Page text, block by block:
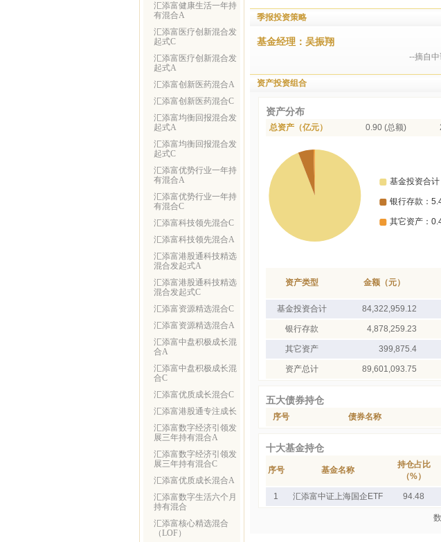
汇添富健康生活一年持
有混合A
汇添富医疗创新混合发
起式C
汇添富医疗创新混合发
起式A
汇添富创新医药混合A
汇添富创新医药混合C
汇添富均衡回报混合发
起式A
汇添富均衡回报混合发
起式C
汇添富优势行业一年持
有混合A
汇添富优势行业一年持
有混合C
汇添富科技领先混合C
汇添富科技领先混合A
汇添富港股通科技精选
混合发起式A
汇添富港股通科技精选
混合发起式C
汇添富资源精选混合C
汇添富资源精选混合A
汇添富中盘积极成长混
合A
汇添富中盘积极成长混
合C
汇添富优质成长混合C
汇添富港股通专注成长
汇添富数字经济引领发
展三年持有混合A
汇添富数字经济引领发
展三年持有混合C
汇添富优质成长混合A
汇添富数字生活六个月
持有混合
汇添富核心精选混合
（LOF）
季报投资策略
基金经理：吴振翔
--摘自
资产投资组合
资产分布
总资产（亿元） 0.90 (总额)
资产类型 金额（元）
基金投资合计 84,322,959.12
银行存款 4,878,259.23
其它资产 399,875.4
资产总计 89,601,093.75
五大债券持仓
序号 债券名称
十大基金持仓
序号 基金名称
持仓占比
（%）
1 汇添富中证上海国企ETF 94.48